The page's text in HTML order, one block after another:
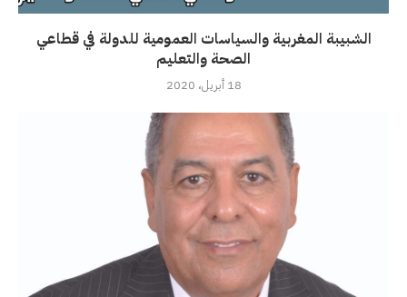
الشبيبة المغربية والسياسات العمومية للدولة في قطاعي
الصحة والتعليم
18 أبريل، 2020